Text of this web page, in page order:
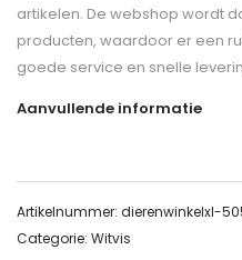
artikelen. De webshop wordt
producten, waardoor er een
goede service en snelle
Aanvullende informatie
Artikelnummer: dierenwinkelxl-
Categorie: Witvis